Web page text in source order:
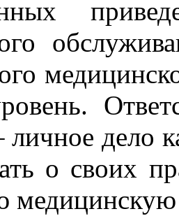
личное дело
о своих